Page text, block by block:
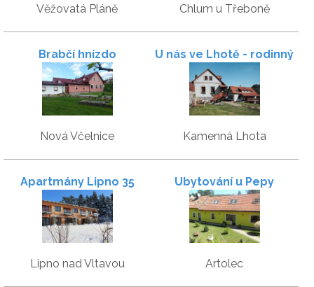
Věžovatá Pláně Chlum u Třeboně
Brabčí hnízdo
Nová Včelnice
U nás ve Lhotě - rodinný
statek
Kamenná Lhota
Apartmány Lipno 35
Lipno nad Vltavou
Ubytování u Pepy
Artolec